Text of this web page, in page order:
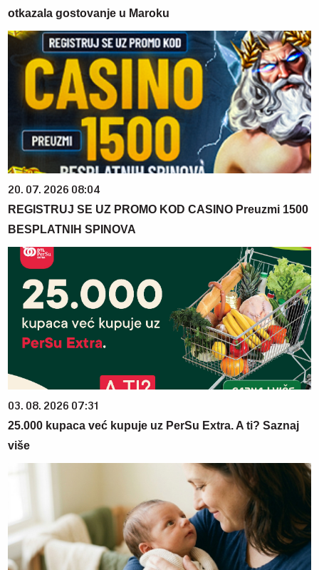
otkazala gostovanje u Maroku
20. 07. 2026 08:04
REGISTRUJ SE UZ PROMO KOD CASINO Preuzmi 1500
BESPLATNIH SPINOVA
03. 08. 2026 07:31
25.000 kupaca već kupuje uz PerSu Extra. A ti? Saznaj
više